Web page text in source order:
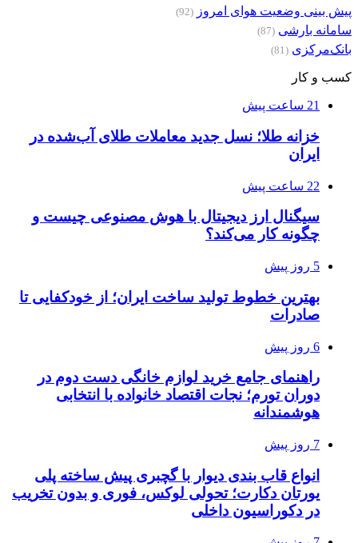
پیش بینی وضعیت هوای امروز (92)
سامانه بارشی (87)
بانک‌مرکزی (81)
کسب و کار
21 ساعت پیش
خزانه طلا؛ نسل جدید معاملات طلای آب‌شده در
ایران
22 ساعت پیش
سیگنال ارز دیجیتال با هوش مصنوعی چیست و
چگونه کار می‌کند؟
5 روز پیش
بهترین خطوط تولید ساخت ایران؛ از خودکفایی تا
صادرات
6 روز پیش
راهنمای جامع خرید لوازم خانگی دست دوم در
دوران تورم؛ نجات اقتصاد خانواده با انتخابی
هوشمندانه
7 روز پیش
انواع قاب بندی دیوار با گچبری پیش ساخته پلی
یورتان دکارت؛ تحولی لوکس، فوری و بدون تخریب
در دکوراسیون داخلی